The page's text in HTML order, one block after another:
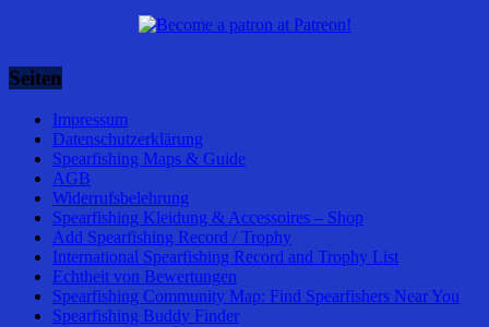
Seiten
Impressum
Datenschutzerklärung
Spearfishing Maps & Guide
AGB
Widerrufsbelehrung
Spearfishing Kleidung & Accessoires – Shop
Add Spearfishing Record / Trophy
International Spearfishing Record and Trophy List
Echtheit von Bewertungen
Spearfishing Community Map: Find Spearfishers Near You
Spearfishing Buddy Finder